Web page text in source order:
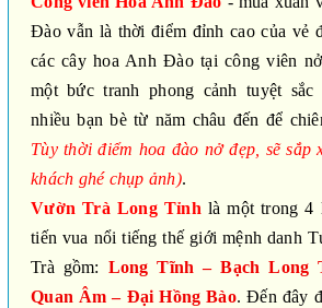
Đào vẫn là thời điểm đỉnh cao của vẻ
các cây hoa Anh Đào tại công viên
một bức tranh phong cảnh tuyệt
nhiều bạn bè từ năm châu đến để
Tùy thời điểm hoa đào nở đẹp, sẽ sắp
khách ghé chụp ảnh).
Vườn Trà Long Tỉnh là một trong 4
tiến vua nổi tiếng thế giới mệnh danh
Trà gồm: Long Tĩnh – Bạch Long
Quan Âm – Đại Hồng Bào. Đến đây